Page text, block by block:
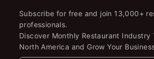
Subscribe for free and join 13,000+
professionals.
Discover Monthly Restaurant Industry
North America and Grow Your